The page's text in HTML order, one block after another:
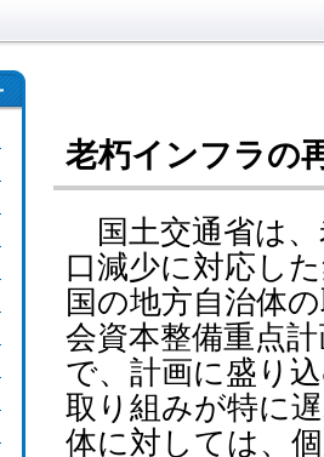
老朽インフラの
国土交通省は
口減少に対応し
国の地方自治体
会資本整備重点
で、計画に盛り
取り組みが特に
体に対しては、